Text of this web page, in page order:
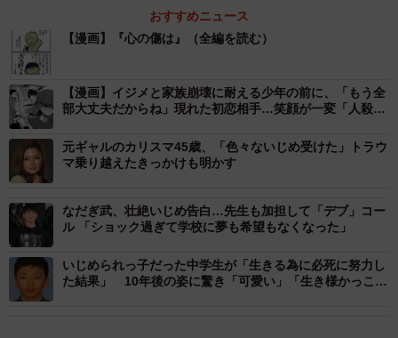
おすすめニュース
【漫画】『心の傷は』（全編を読む）
【漫画】イジメと家族崩壊に耐える少年の前に、「もう全
部大丈夫だからね」現れた初恋相手…笑顔が一変「人殺し
元ギャルのカリスマ45歳、「色々ないじめ受けた」トラウ
マ乗り越えたきっかけも明かす
なだぎ武、壮絶いじめ告白…先生も加担して「デブ」コー
ル 「ショック過ぎて学校に夢も希望もなくなった」
いじめられっ子だった中学生が「生きる為に必死に努力し
た結果」 10年後の姿に驚き「可愛い」「生き様かっこい